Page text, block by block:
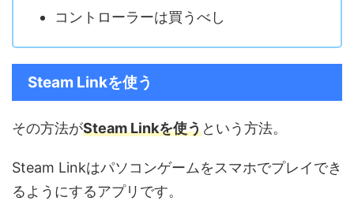
コントローラーは買うべし
Steam Linkを使う
その方法がSteam Linkを使うという方法。
Steam Linkはパソコンゲームをスマホでプレイでき
るようにするアプリです。